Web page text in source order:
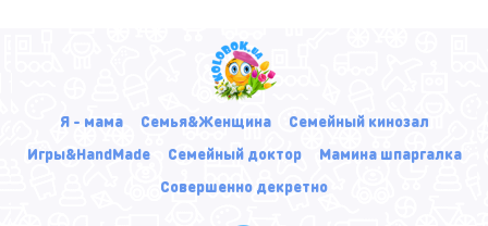
Я - мама Семья&Женщина
Семейный кинозал
Игры&HandMade
Семейный доктор
Мамина шпаргалка
Совершенно декретно